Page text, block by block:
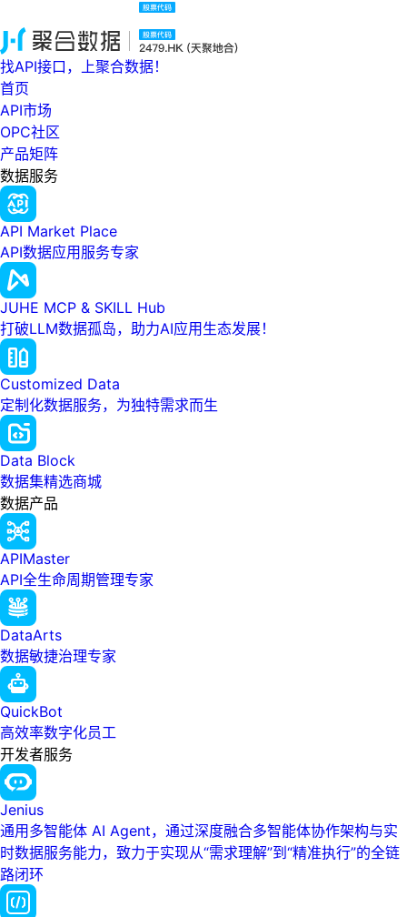
找API接口，上聚合数据！
首页
API市场
OPC社区
产品矩阵
数据服务
API Market Place
API数据应用服务专家
JUHE MCP & SKILL Hub
打破LLM数据孤岛，助力AI应用生态发展！
Customized Data
定制化数据服务，为独特需求而生
Data Block
数据集精选商城
数据产品
APIMaster
API全生命周期管理专家
DataArts
数据敏捷治理专家
QuickBot
高效率数字化员工
开发者服务
Jenius
通用多智能体 AI Agent，通过深度融合多智能体协作架构与实
时数据服务能力，致力于实现从“需求理解”到“精准执行”的全链
路闭环